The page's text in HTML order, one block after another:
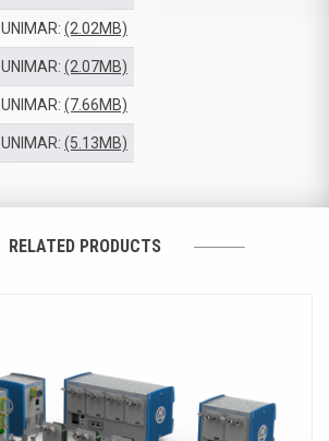
UNIMAR: (2.02MB)
UNIMAR: (2.07MB)
UNIMAR: (7.66MB)
UNIMAR: (5.13MB)
RELATED PRODUCTS